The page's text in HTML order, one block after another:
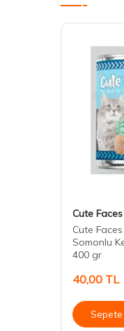
Cute Faces
Cute Faces
Somonlu
400 gr
40,00 TL
Sepete